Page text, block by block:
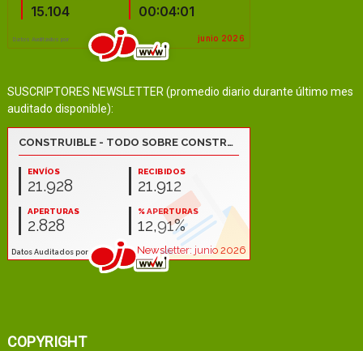
SUSCRIPTORES NEWSLETTER (promedio diario durante último mes
auditado disponible):
COPYRIGHT